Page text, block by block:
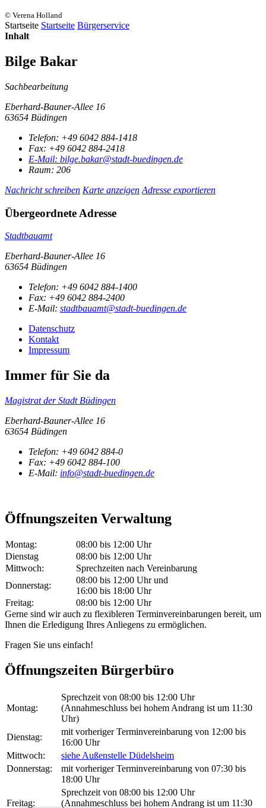
© Verena Holland
Startseite Startseite Bürgerservice
Inhalt
Bilge Bakar
Sachbearbeitung
Eberhard-Bauner-Allee 16
63654 Büdingen
Telefon: +49 6042 884-1418
Fax: +49 6042 884-2418
E-Mail: bilge.bakar@stadt-buedingen.de
Raum: 206
Nachricht schreiben Karte anzeigen Adresse exportieren
Übergeordnete Adresse
Stadtbauamt
Eberhard-Bauner-Allee 16
63654 Büdingen
Telefon: +49 6042 884-1400
Fax: +49 6042 884-2400
E-Mail: stadtbauamt@stadt-buedingen.de
Datenschutz
Kontakt
Impressum
Immer für Sie da
Magistrat der Stadt Büdingen
Eberhard-Bauner-Allee 16
63654 Büdingen
Telefon: +49 6042 884-0
Fax: +49 6042 884-100
E-Mail: info@stadt-buedingen.de
Öffnungszeiten Verwaltung
Montag:
08:00 bis 12:00 Uhr
Dienstag
08:00 bis 12:00 Uhr
Mittwoch:
Sprechzeiten nach Vereinbarung
Donnerstag:
08:00 bis 12:00 Uhr und
16:00 bis 18:00 Uhr
Freitag:
08:00 bis 12:00 Uhr
Gerne sind wir auch zu flexibleren Terminvereinbarungen bereit, um
Ihnen die Erledigung Ihres Anliegens zu ermöglichen.
Fragen Sie uns einfach!
Öffnungszeiten Bürgerbüro
Montag:
Sprechzeit von 08:00 bis 12:00 Uhr
(Annahmeschluss bei hohem Andrang ist um 11:30
Uhr)
Dienstag:
mit vorheriger Terminvereinbarung von 12:00 bis
16:00 Uhr
Mittwoch:
siehe Außenstelle Düdelsheim
Donnerstag:
mit vorheriger Terminvereinbarung von 07:30 bis
18:00 Uhr
Freitag:
Sprechzeit von 08:00 bis 12:00 Uhr
(Annahmeschluss bei hohem Andrang ist um 11:30